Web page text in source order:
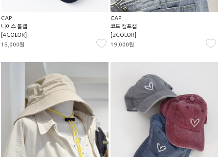
CAP
나이스 볼캡
[4COLOR]
15,000원
CAP
코드 캠프캡
[2COLOR]
19,000원